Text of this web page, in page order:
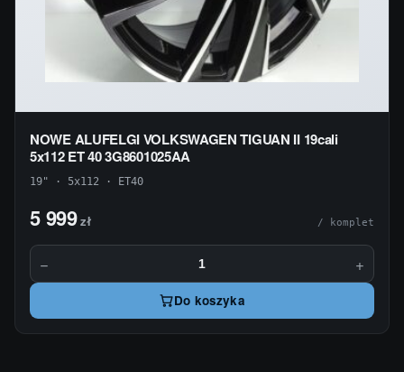
NOWE ALUFELGI VOLKSWAGEN TIGUAN II 19cali
5x112 ET 40 3G8601025AA
19" · 5x112 · ET40
5 999zł / komplet
− +
Do koszyka